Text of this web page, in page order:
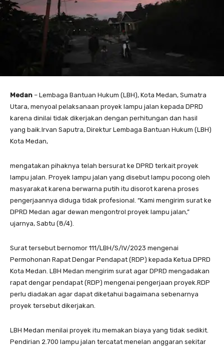
Medan – Lembaga Bantuan Hukum (LBH), Kota Medan, Sumatra
Utara, menyoal pelaksanaan proyek lampu jalan kepada DPRD
karena dinilai tidak dikerjakan dengan perhitungan dan hasil
yang baik.Irvan Saputra, Direktur Lembaga Bantuan Hukum (LBH)
Kota Medan,
mengatakan pihaknya telah bersurat ke DPRD terkait proyek
lampu jalan. Proyek lampu jalan yang disebut lampu pocong oleh
masyarakat karena berwarna putih itu disorot karena proses
pengerjaannya diduga tidak profesional. “Kami mengirim surat ke
DPRD Medan agar dewan mengontrol proyek lampu jalan,”
ujarnya, Sabtu (8/4).
Surat tersebut bernomor 111/LBH/S/IV/2023 mengenai
Permohonan Rapat Dengar Pendapat (RDP) kepada Ketua DPRD
Kota Medan. LBH Medan mengirim surat agar DPRD mengadakan
rapat dengar pendapat (RDP) mengenai pengerjaan proyek.RDP
perlu diadakan agar dapat diketahui bagaimana sebenarnya
proyek tersebut dikerjakan.
LBH Medan menilai proyek itu memakan biaya yang tidak sedikit.
Pendirian 2.700 lampu jalan tercatat menelan anggaran sekitar